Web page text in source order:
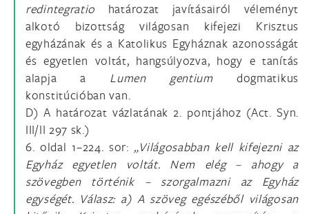
redintegratio határozat javításairól véleményt
alkotó bizottság világosan kifejezi Krisztus
egyházának és a Katolikus Egyháznak azonosságát
és egyetlen voltát, hangsúlyozva, hogy e tanítás
alapja a Lumen gentiumdogmatikus
konstitúcióban van.
D) A határozat vázlatának 2. pontjához (Act. Syn.
III/II 297 sk.)
6. oldal 1–224. sor: „Világosabban kell kifejezni az
Egyház egyetlen voltát. Nem elég – ahogy a
szövegben történik – szorgalmazni az Egyház
egységét. Válasz: a) A szöveg egészéből világosan